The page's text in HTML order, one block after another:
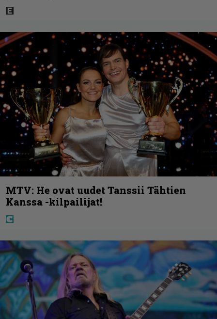
MTV: He ovat uudet Tanssii Tähtien
Kanssa -kilpailijat!